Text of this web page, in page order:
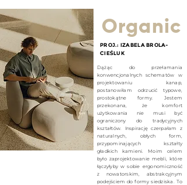
Organic
Dążąc do przełamania
konwencjonalnych schematów w
projektowaniu kanap,
postanowiłam odrzucić typowe,
prostokątne formy. Jestem
przekonana, że komfort
użytkowania nie musi być
ograniczony do tradycyjnych
kształtów. Inspirację czerpałam z
naturalnych, obłych form,
przypominających kształty
gładkich kamieni. Moim celem
było zaprojektowanie mebli, które
łączyłyby w sobie ergonomiczność
z nowatorskim, abstrakcyjnym
podejściem do formy siedziska. To
PROJ.: IZABELA BROLA-
CIEŚLUK